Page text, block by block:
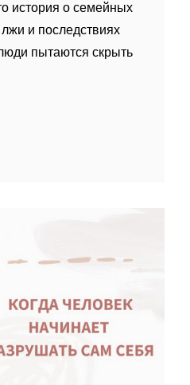
история о семейных
и последствиях
пытаются скрыть